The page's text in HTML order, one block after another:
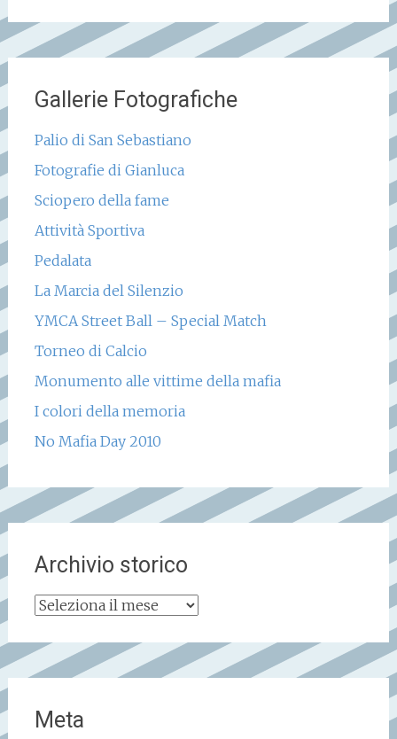
Gallerie Fotografiche
Palio di San Sebastiano
Fotografie di Gianluca
Sciopero della fame
Attività Sportiva
Pedalata
La Marcia del Silenzio
YMCA Street Ball – Special Match
Torneo di Calcio
Monumento alle vittime della mafia
I colori della memoria
No Mafia Day 2010
Archivio storico
Archivio
Meta